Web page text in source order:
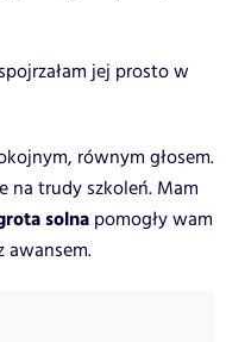
jej prosto w
równym głosem.
na trudy szkoleń. Mam
solna pomogły wam
awansem.